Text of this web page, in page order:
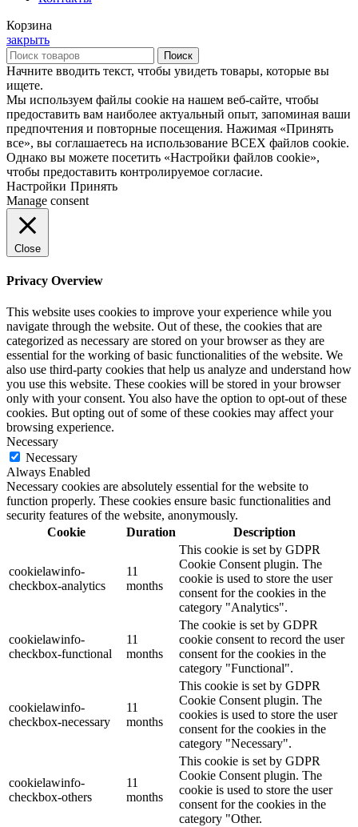
Корзина
закрыть
Поиск
Начните вводить текст, чтобы увидеть товары, которые вы
ищете.
Мы используем файлы cookie на нашем веб-сайте, чтобы
предоставить вам наиболее актуальный опыт, запоминая ваши
предпочтения и повторные посещения. Нажимая «Принять
все», вы соглашаетесь на использование ВСЕХ файлов cookie.
Однако вы можете посетить «Настройки файлов cookie»,
чтобы предоставить контролируемое согласие.
Настройки Принять
Manage consent
Close
Privacy Overview
This website uses cookies to improve your experience while you
navigate through the website. Out of these, the cookies that are
categorized as necessary are stored on your browser as they are
essential for the working of basic functionalities of the website. We
also use third-party cookies that help us analyze and understand how
you use this website. These cookies will be stored in your browser
only with your consent. You also have the option to opt-out of these
cookies. But opting out of some of these cookies may affect your
browsing experience.
Necessary
Necessary
Always Enabled
Necessary cookies are absolutely essential for the website to
function properly. These cookies ensure basic functionalities and
security features of the website, anonymously.
Cookie
Duration Description
cookielawinfo-
checkbox-analytics
11
months
This cookie is set by GDPR
Cookie Consent plugin. The
cookie is used to store the user
consent for the cookies in the
category "Analytics".
cookielawinfo-
checkbox-functional
11
months
The cookie is set by GDPR
cookie consent to record the user
consent for the cookies in the
category "Functional".
cookielawinfo-
checkbox-necessary
11
months
This cookie is set by GDPR
Cookie Consent plugin. The
cookies is used to store the user
consent for the cookies in the
category "Necessary".
cookielawinfo-
checkbox-others
11
months
This cookie is set by GDPR
Cookie Consent plugin. The
cookie is used to store the user
consent for the cookies in the
category "Other.